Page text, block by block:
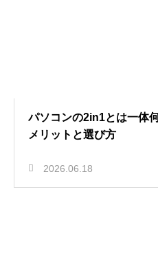
パソコンの2in1とは一体
メリットと選び方
2026.06.18